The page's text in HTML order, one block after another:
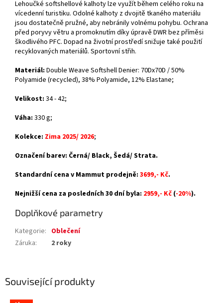
Související produkty
Lehoučké softshellové kalhoty lze využít během celého roku na
vícedenní turistiku. Odolné kalhoty z dvojitě tkaného materiálu
jsou dostatečně pružné, aby nebránily volnému pohybu. Ochrana
před poryvy větru a promoknutím díky úpravě DWR bez příměsi
škodlivého PFC. Dopad na životní prostředí snižuje také použití
recyklovaných materiálů. Sportovní střih.
Materiál: Double Weave Softshell Denier: 70Dx70D / 50%
Polyamide (recycled), 38% Polyamide, 12% Elastane;
Velikost: 34 - 42;
Váha: 330 g;
Kolekce: Zima 2025/ 2026;
Označení barev: Černá/ Black, Šedá/ Strata.
Standardní cena v Mammut prodejně: 3699,- Kč.
Nejnižší cena za posledních 30 dní byla: 2959,- Kč (-20%).
Doplňkové parametry
Kategorie: Oblečení
Záruka: 2 roky